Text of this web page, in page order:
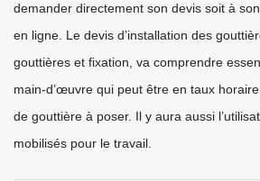
demander directement son devis soit à
en ligne. Le devis d’installation des
gouttières et fixation, va comprendre
main-d’œuvre qui peut être en taux
de gouttière à poser. Il y aura aussi
mobilisés pour le travail.